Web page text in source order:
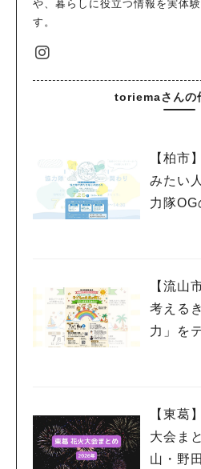
や、暮らしに役立つ情報を実体
す。
toriemaさんの
【柏市
みたい
力隊
【流山
考える
力」を
【東葛
大会ま
山・野